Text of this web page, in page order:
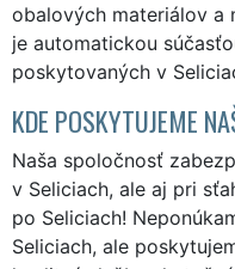
obalových materiálov a
je automatickou
poskytovaných v
KDE POSKYTUJEME
Naša spoločnosť
v Seliciach, ale aj pri
po Seliciach!
Seliciach, ale